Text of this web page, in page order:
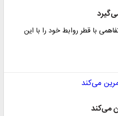
با قطر روابط خود را با این
می‌کند